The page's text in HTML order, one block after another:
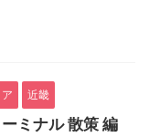
近畿
ミナル 散策 編